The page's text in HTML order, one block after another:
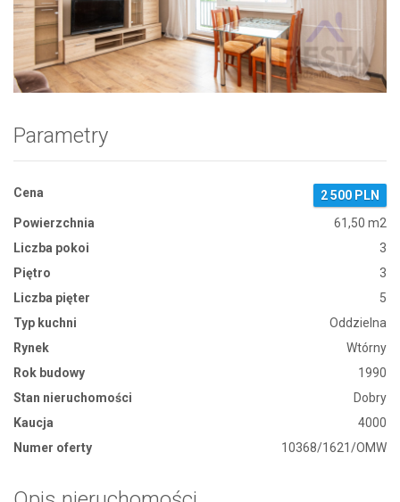
Zdjęcie 1
Parametry
Cena
2 500 PLN
Powierzchnia
61,50 m2
Liczba pokoi
3
Piętro
3
Liczba pięter
5
Typ kuchni
Oddzielna
Rynek
Wtórny
Rok budowy
1990
Stan nieruchomości
Dobry
Kaucja
4000
Numer oferty
10368/1621/OMW